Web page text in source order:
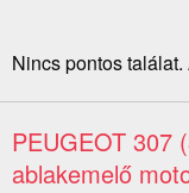
Nincs pontos
PEUGEOT 307
ablakemelő